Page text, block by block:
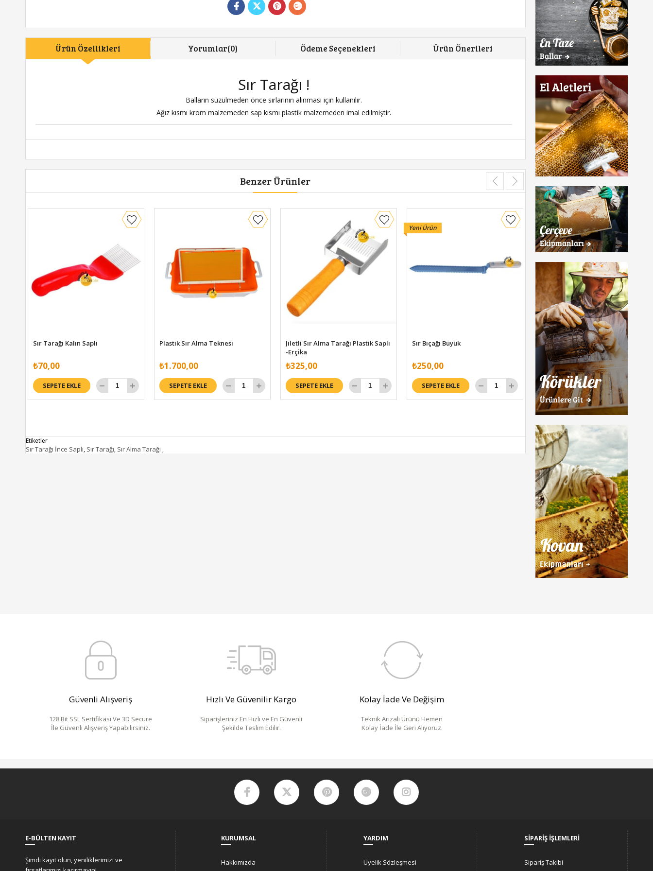
Ürün Özellikleri Yorumlar(0) Ödeme Seçenekleri Ürün Önerileri
Sır Tarağı !
Balların süzülmeden önce sırlarının alınması için kullanılır.
Ağız kısmı krom malzemeden sap kısmı plastik malzemeden imal edilmiştir.
Benzer Ürünler
Sır Tarağı Kalın Saplı
₺70,00
SEPETE EKLE
Plastik Sır Alma Teknesi
₺1.700,00
SEPETE EKLE
Jiletli Sır Alma Tarağı Plastik Saplı
-Erçika
₺325,00
SEPETE EKLE
Sır Bıçağı Büyük
₺250,00
SEPETE EKLE
Yeni Ürün
İNCİ SIR SEHPASI 304 KALİTE
₺15.000,00
SEPETE EKLE
Etiketler
Sır Tarağı İnce Saplı, Sır Tarağı, Sır Alma Tarağı ,
Güvenli Alışveriş
128 Bit SSL Sertifikası Ve 3D Secure
İle Güvenli Alışveriş Yapabilirsiniz.
Hızlı Ve Güvenilir Kargo
Siparişleriniz En Hızlı ve En Güvenli
Şekilde Teslim Edilir.
Kolay İade Ve Değişim
Teknik Arızalı Ürünü Hemen
Kolay İade İle Geri Alıyoruz.
E-BÜLTEN KAYIT
Şimdi kayıt olun, yeniliklerimizi ve
KURUMSAL
Hakkımızda
YARDIM
Üyelik Sözleşmesi
SİPARİŞ İŞLEMLERİ
Sipariş Takibi